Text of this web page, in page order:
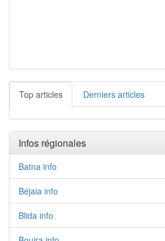
Top articles Derniers articles
Infos régionales
Batna info
Béjaia info
Blida info